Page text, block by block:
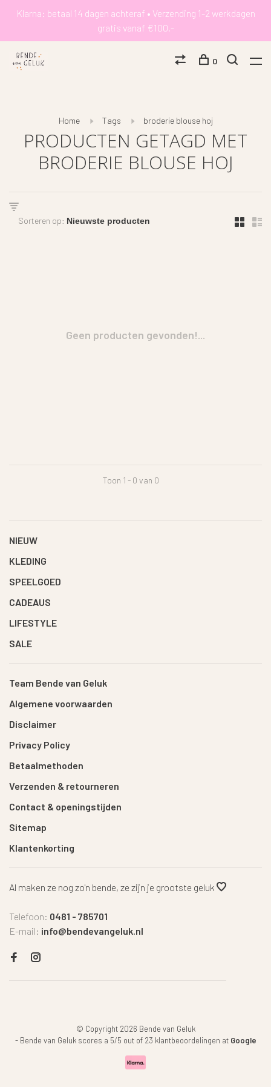
Klarna: betaal 14 dagen achteraf • Verzending 1-2 werkdagen
gratis vanaf €100,-
0
Home Tags broderie blouse hoj
PRODUCTEN GETAGD MET
BRODERIE BLOUSE HOJ
Sorteren op:
Geen producten gevonden!...
Toon 1 - 0 van 0
NIEUW
KLEDING
SPEELGOED
CADEAUS
LIFESTYLE
SALE
Team Bende van Geluk
Algemene voorwaarden
Disclaimer
Privacy Policy
Betaalmethoden
Verzenden & retourneren
Contact & openingstijden
Sitemap
Klantenkorting
Al maken ze nog zo'n bende, ze zijn je grootste geluk
Telefoon: 0481 - 785701
E-mail: info@bendevangeluk.nl
© Copyright 2026 Bende van Geluk
- Bende van Geluk scores a 5/5 out of 23 klantbeoordelingen at Google